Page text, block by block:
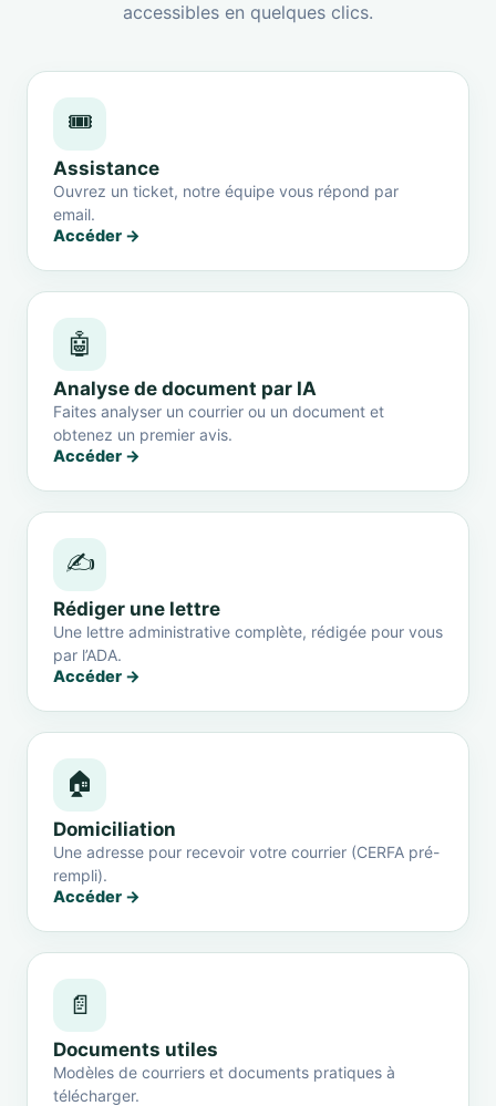
accessibles en quelques clics.
🎟️
Assistance
Ouvrez un ticket, notre équipe vous répond par
email.
Accéder →
🤖
Analyse de document par IA
Faites analyser un courrier ou un document et
obtenez un premier avis.
Accéder →
✍️
Rédiger une lettre
Une lettre administrative complète, rédigée pour vous
par l’ADA.
Accéder →
🏠
Domiciliation
Une adresse pour recevoir votre courrier (CERFA pré-
rempli).
Accéder →
📄
Documents utiles
Modèles de courriers et documents pratiques à
télécharger.